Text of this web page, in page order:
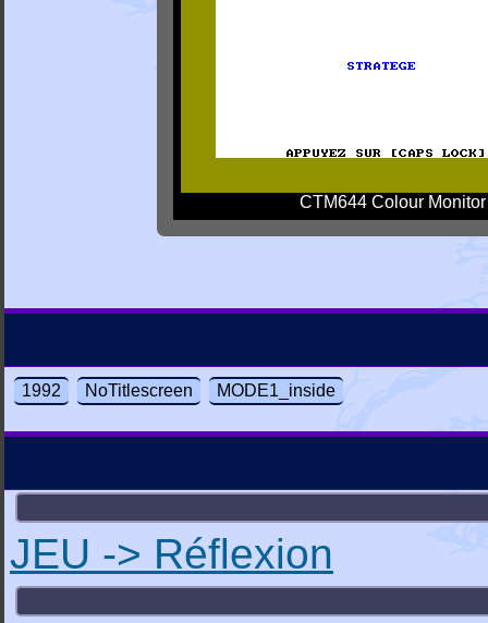
CTM644 Colour Monitor
1992 NoTitlescreen MODE1_inside
JEU -> Réflexion